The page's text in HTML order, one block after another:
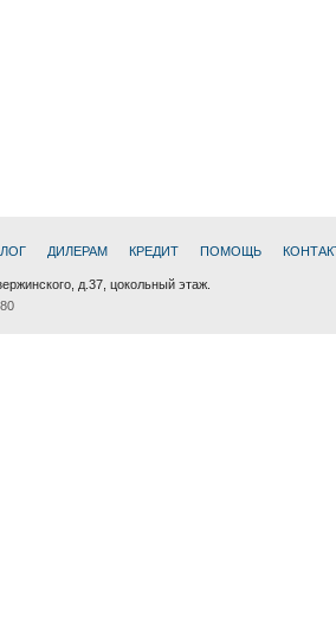
ДИЛЕРАМ КРЕДИТ ПОМОЩЬ
д.37, цокольный этаж.